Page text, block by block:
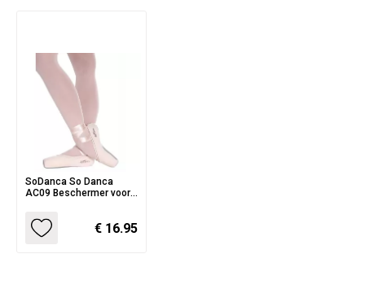
SoDanca So Danca
AC09 Beschermer voor
€ 16.95